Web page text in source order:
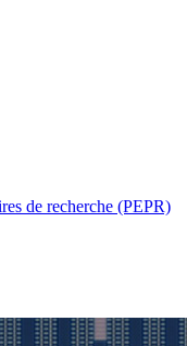
de recherche (PEPR)